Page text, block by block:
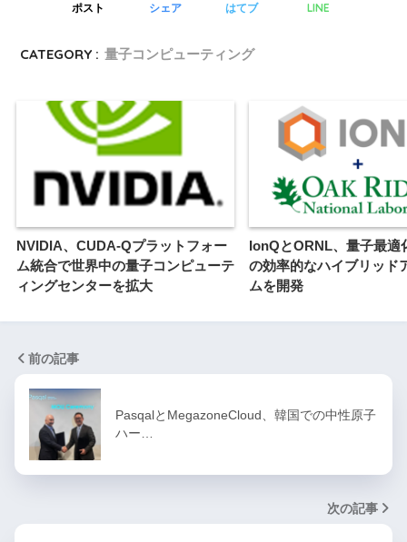
ポスト シェア はてブ LINE
CATEGORY : 量子コンピューティング
NVIDIA、CUDA-Qプラットフォー
ム統合で世界中の量子コンピューテ
ィングセンターを拡大
IonQとORNL、量子最適
の効率的なハイブリッド
ムを開発
前の記事
PasqalとMegazoneCloud、韓国での中性原子
ハー…
次の記事